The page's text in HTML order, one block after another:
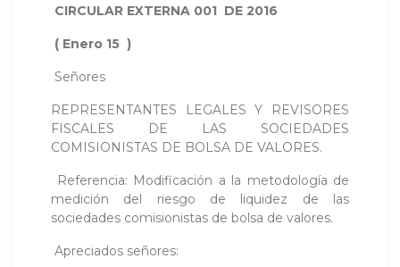
CIRCULAR EXTERNA 001 DE 2016
( Enero 15 )
Señores
REPRESENTANTES LEGALES Y REVISORES
FISCALES DE LAS SOCIEDADES
COMISIONISTAS DE BOLSA DE VALORES.
Referencia: Modificación a la metodología de
medición del riesgo de liquidez de las
sociedades comisionistas de bolsa de valores.
Apreciados señores: